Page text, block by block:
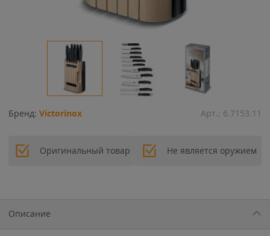
Бренд: Victorinox Арт.: 6.7153.11
Оригинальный товар Не является оружием
Описание